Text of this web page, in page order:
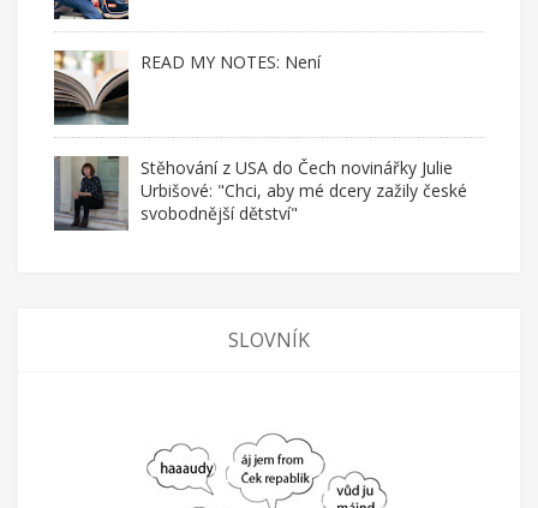
READ MY NOTES: Není
Stěhování z USA do Čech novinářky Julie
Urbišové: "Chci, aby mé dcery zažily české
svobodnější dětství"
SLOVNÍK